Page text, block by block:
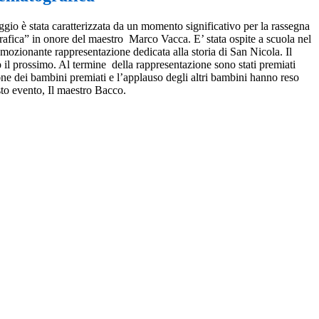
è stata caratterizzata da un momento significativo per la rassegna
in onore del maestro Marco Vacca. E’ stata ospite a scuola nel
rappresentazione dedicata alla storia di San Nicola. Il
prossimo. Al termine della rappresentazione sono stati premiati
dei bambini premiati e l’applauso degli altri bambini hanno reso
evento, Il maestro Bacco.